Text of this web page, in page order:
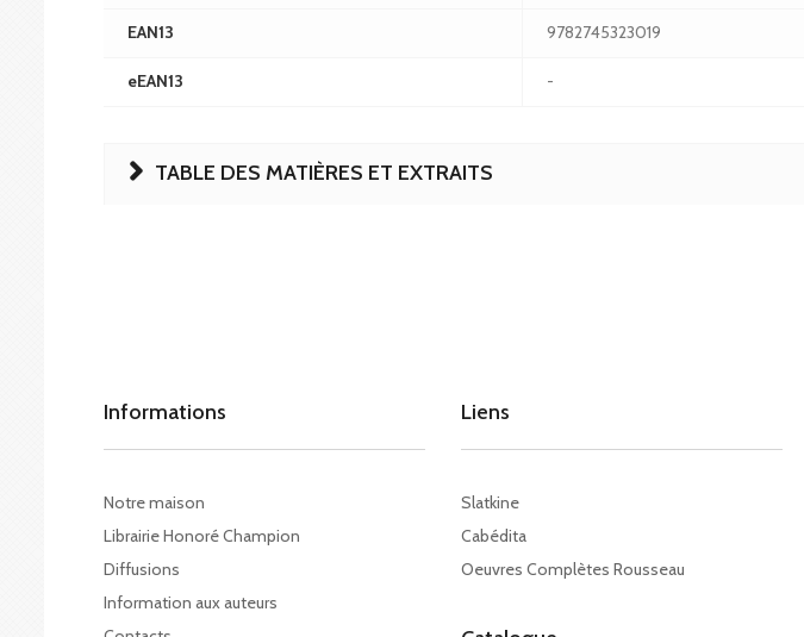
EAN13 9782745323019
eEAN13 -
TABLE DES MATIÈRES ET EXTRAITS
Informations
Notre maison
Librairie Honoré Champion
Diffusions
Information aux auteurs
Liens
Slatkine
Cabédita
Oeuvres Complètes Rousseau